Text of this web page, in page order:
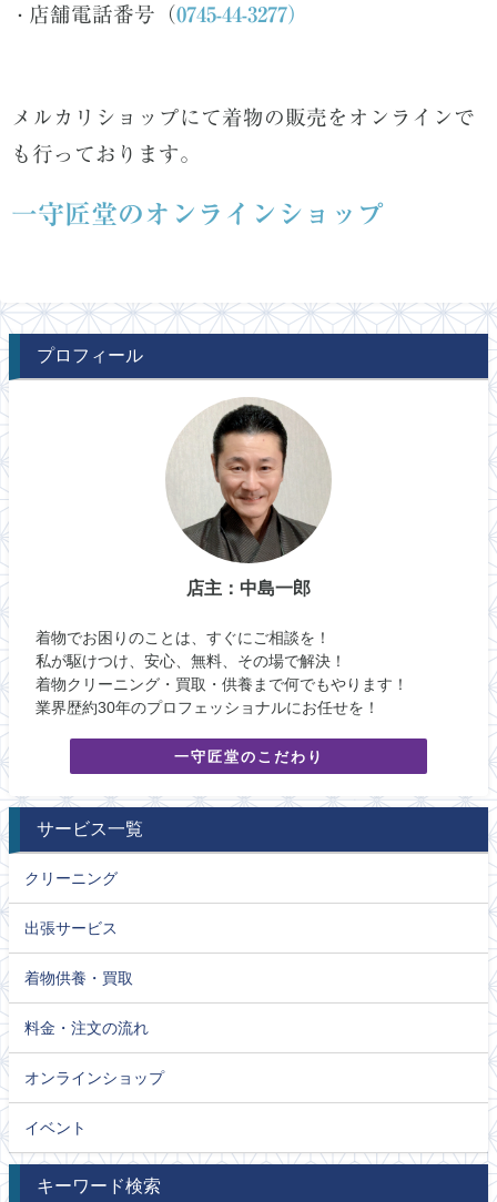
・ 店舗電話番号（0745-44-3277）
メルカリショップにて着物の販売をオンラインで
も行っております。
一守匠堂のオンラインショップ
プロフィール
店主：中島一郎
着物でお困りのことは、すぐにご相談を！
私が駆けつけ、安心、無料、その場で解決！
着物クリーニング・買取・供養まで何でもやります！
業界歴約30年のプロフェッショナルにお任せを！
一守匠堂のこだわり
サービス一覧
クリーニング
出張サービス
着物供養・買取
料金・注文の流れ
オンラインショップ
イベント
キーワード検索